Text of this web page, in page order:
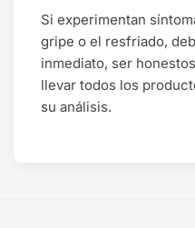
Si experimentan
gripe o el resfriado,
inmediato, ser
llevar todos los
su análisis.